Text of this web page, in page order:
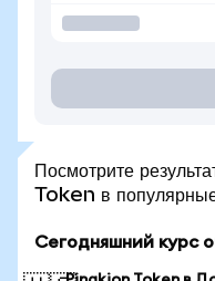
Посмотрите
Token в
Сегодняшний курс